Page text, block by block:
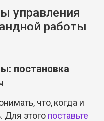
управления
работы
постановка
что, когда и
Для этого поставьте